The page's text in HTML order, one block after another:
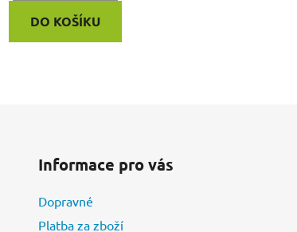
DO KOŠÍKU
Informace pro vás
Dopravné
Platba za zboží